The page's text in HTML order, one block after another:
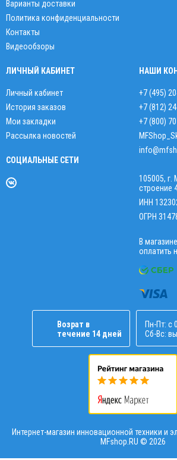
Варианты доставки
Политика конфиденциальности
Контакты
Видеообзоры
ЛИЧНЫЙ КАБИНЕТ
Личный кабинет
История заказов
Мои закладки
Рассылка новостей
СОЦИАЛЬНЫЕ СЕТИ
НАШИ
+7 (495)
+7 (812)
+7 (800)
105005, г.
строение
ИНН
ОГРН
В
оплатить
Возрат в
течение 14 дней
Пн-Пт: с
Сб-Вс:
Интернет-магазин инновационной техники и
MFshop.RU © 2026